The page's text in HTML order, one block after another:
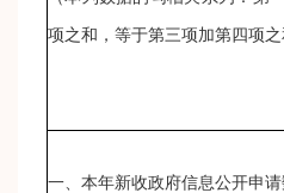
项之和，等于第三项加第四项之
一、本年新收政府信息公开申